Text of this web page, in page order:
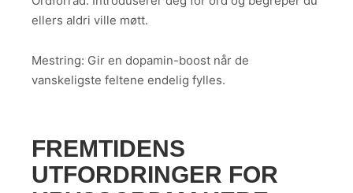
ellers aldri ville møtt.
Mestring: Gir en dopamin-boost når de
vanskeligste feltene endelig fylles.
FREMTIDENS
UTFORDRINGER FOR